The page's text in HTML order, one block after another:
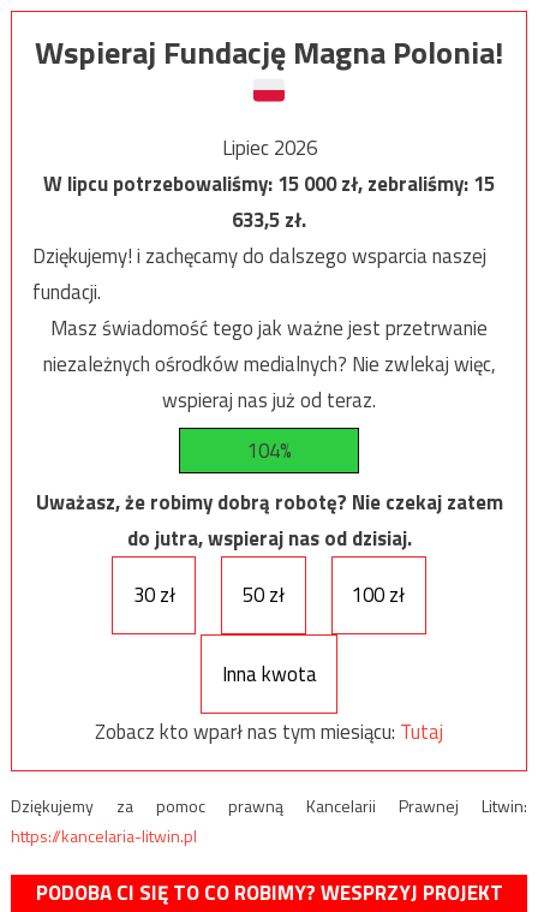
Wspieraj Fundację Magna Polonia!
Lipiec 2026
W lipcu potrzebowaliśmy:15 000zł, zebraliśmy:15
633,5zł.
Dziękujemy! i zachęcamy do dalszego wsparcia naszej
fundacji.
Masz świadomość tego jak ważne jest przetrwanie
niezależnych ośrodków medialnych? Nie zwlekaj więc,
wspieraj nas już od teraz.
104%
Uważasz, że robimy dobrą robotę? Nie czekaj zatem
do jutra, wspieraj nas od dzisiaj.
30 zł
50 zł 100 zł
Inna kwota
Zobacz kto wparł nas tym miesiącu: Tutaj
Dziękujemy za pomoc prawną Kancelarii Prawnej Litwin:
https://kancelaria-litwin.pl
PODOBA CI SIĘ TO CO ROBIMY? WESPRZYJ PROJEKT